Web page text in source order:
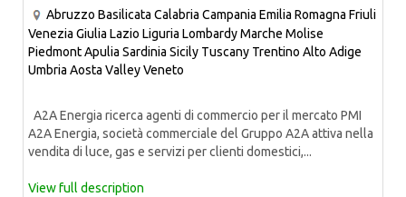
Abruzzo Basilicata Calabria Campania Emilia Romagna Friuli
Venezia Giulia Lazio Liguria LombardyMarche Molise
PiedmontApulia Sardinia Sicily Tuscany Trentino Alto Adige
Umbria Aosta ValleyVeneto
A2A Energia ricerca agenti di commercio per il mercato PMI
A2A Energia, società commerciale del Gruppo A2A attiva nella
vendita di luce, gas e servizi per clienti domestici,...
View full description